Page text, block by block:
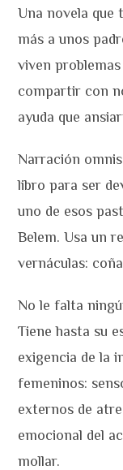
Una novela que
más a unos
viven
compartir con
ayuda que
Narración
libro para ser
uno de esos
Belem. Usa un
vernáculas:
No le falta
Tiene hasta su
exigencia de la
femeninos:
externos de
emocional del
mollar.